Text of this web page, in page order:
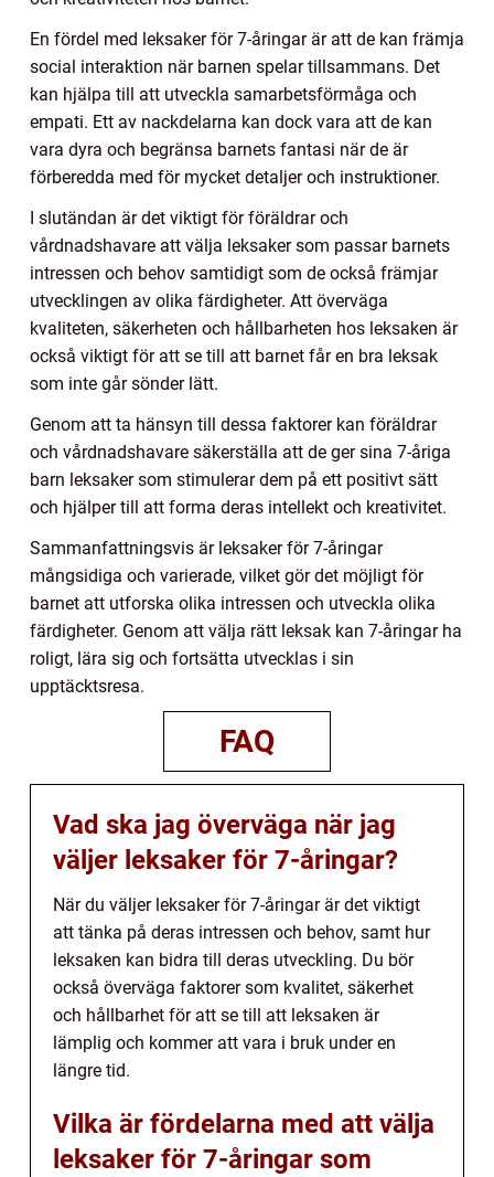
En fördel med leksaker för 7-åringar är att de kan främja
social interaktion när barnen spelar tillsammans. Det
kan hjälpa till att utveckla samarbetsförmåga och
empati. Ett av nackdelarna kan dock vara att de kan
vara dyra och begränsa barnets fantasi när de är
förberedda med för mycket detaljer och instruktioner.
I slutändan är det viktigt för föräldrar och
vårdnadshavare att välja leksaker som passar barnets
intressen och behov samtidigt som de också främjar
utvecklingen av olika färdigheter. Att överväga
kvaliteten, säkerheten och hållbarheten hos leksaken är
också viktigt för att se till att barnet får en bra leksak
som inte går sönder lätt.
Genom att ta hänsyn till dessa faktorer kan föräldrar
och vårdnadshavare säkerställa att de ger sina 7-åriga
barn leksaker som stimulerar dem på ett positivt sätt
och hjälper till att forma deras intellekt och kreativitet.
Sammanfattningsvis är leksaker för 7-åringar
mångsidiga och varierade, vilket gör det möjligt för
barnet att utforska olika intressen och utveckla olika
färdigheter. Genom att välja rätt leksak kan 7-åringar ha
roligt, lära sig och fortsätta utvecklas i sin
upptäcktsresa.
FAQ
Vad ska jag överväga när jag
väljer leksaker för 7-åringar?
När du väljer leksaker för 7-åringar är det viktigt
att tänka på deras intressen och behov, samt hur
leksaken kan bidra till deras utveckling. Du bör
också överväga faktorer som kvalitet, säkerhet
och hållbarhet för att se till att leksaken är
lämplig och kommer att vara i bruk under en
längre tid.
Vilka är fördelarna med att välja
leksaker för 7-åringar som